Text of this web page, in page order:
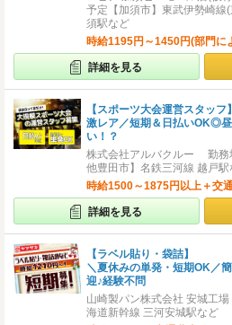
予定【加須市】東武伊勢崎線
須駅など
時給1195円～1450円(部門に
詳細を見る
【スポーツ大会運営スタッフ】
激レア／短期＆日払いOK◎
い！？
株式会社アルバクルー 勤
他豊田市】名鉄三河線 越戸駅
時給1500～1875円以上＋交
詳細を見る
【ラベル貼り・袋詰】
＼夏休みの単発・短期OK／
迎♪経験不問
山崎製パン株式会社 安城工
海道新幹線 三河安城駅など